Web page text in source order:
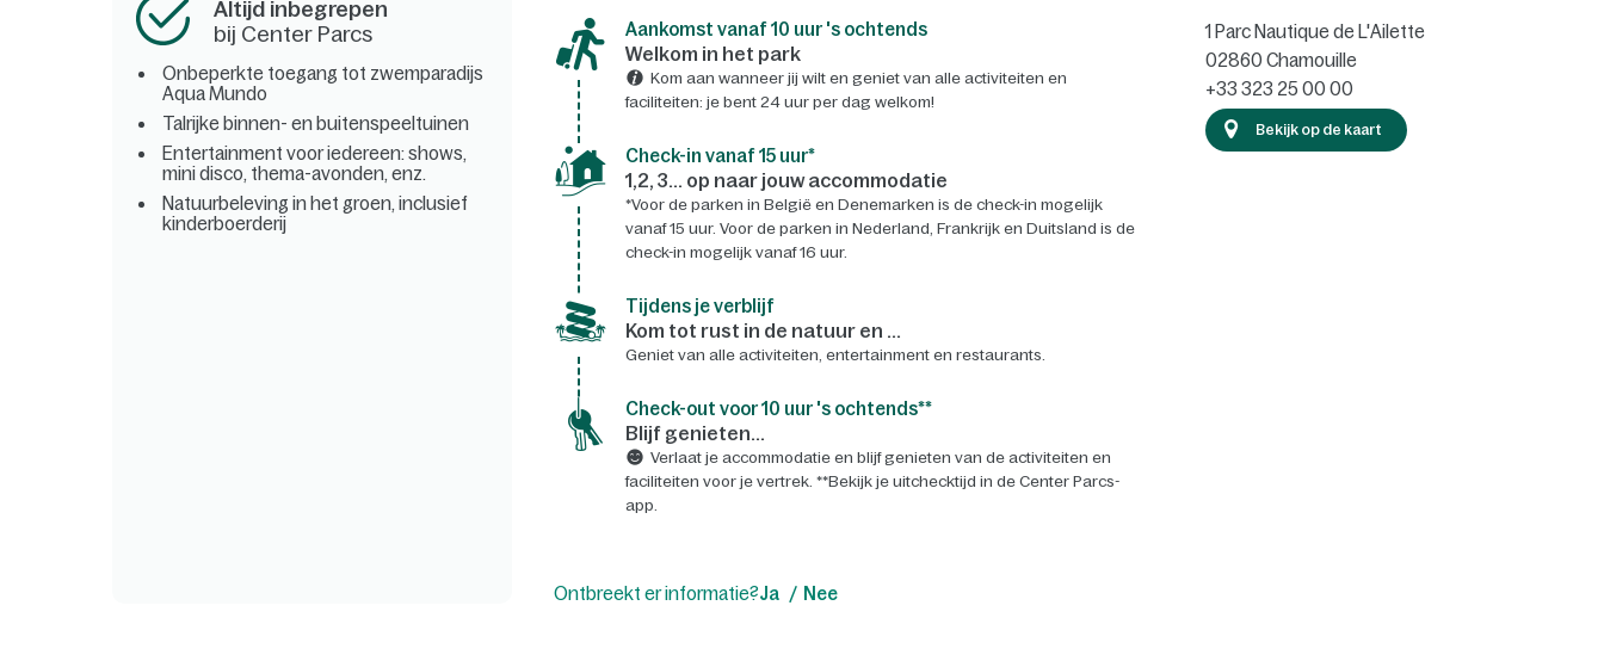
Altijd inbegrepen
bij Center Parcs
Onbeperkte toegang tot zwemparadijs
Aqua Mundo
Talrijke binnen- en buitenspeeltuinen
Entertainment voor iedereen: shows,
mini disco, thema-avonden, enz.
Natuurbeleving in het groen, inclusief
kinderboerderij
Aankomst vanaf 10 uur 's ochtends
Welkom in het park
Kom aan wanneer jij wilt en geniet van alle activiteiten en
faciliteiten: je bent 24 uur per dag welkom!
Check-in vanaf 15 uur*
1,2, 3... op naar jouw accommodatie
*Voor de parken in België en Denemarken is de check-in mogelijk
vanaf 15 uur. Voor de parken in Nederland, Frankrijk en Duitsland is de
check-in mogelijk vanaf 16 uur.
Tijdens je verblijf
Kom tot rust in de natuur en ...
Geniet van alle activiteiten, entertainment en restaurants.
Check-out voor 10 uur 's ochtends**
Blijf genieten...
Verlaat je accommodatie en blijf genieten van de activiteiten en
faciliteiten voor je vertrek. **Bekijk je uitchecktijd in de Center Parcs-
app.
1 Parc Nautique de L'Ailette
02860 Chamouille
+33 323 25 00 00
Bekijk op de kaart
Ontbreekt er informatie?Ja Nee